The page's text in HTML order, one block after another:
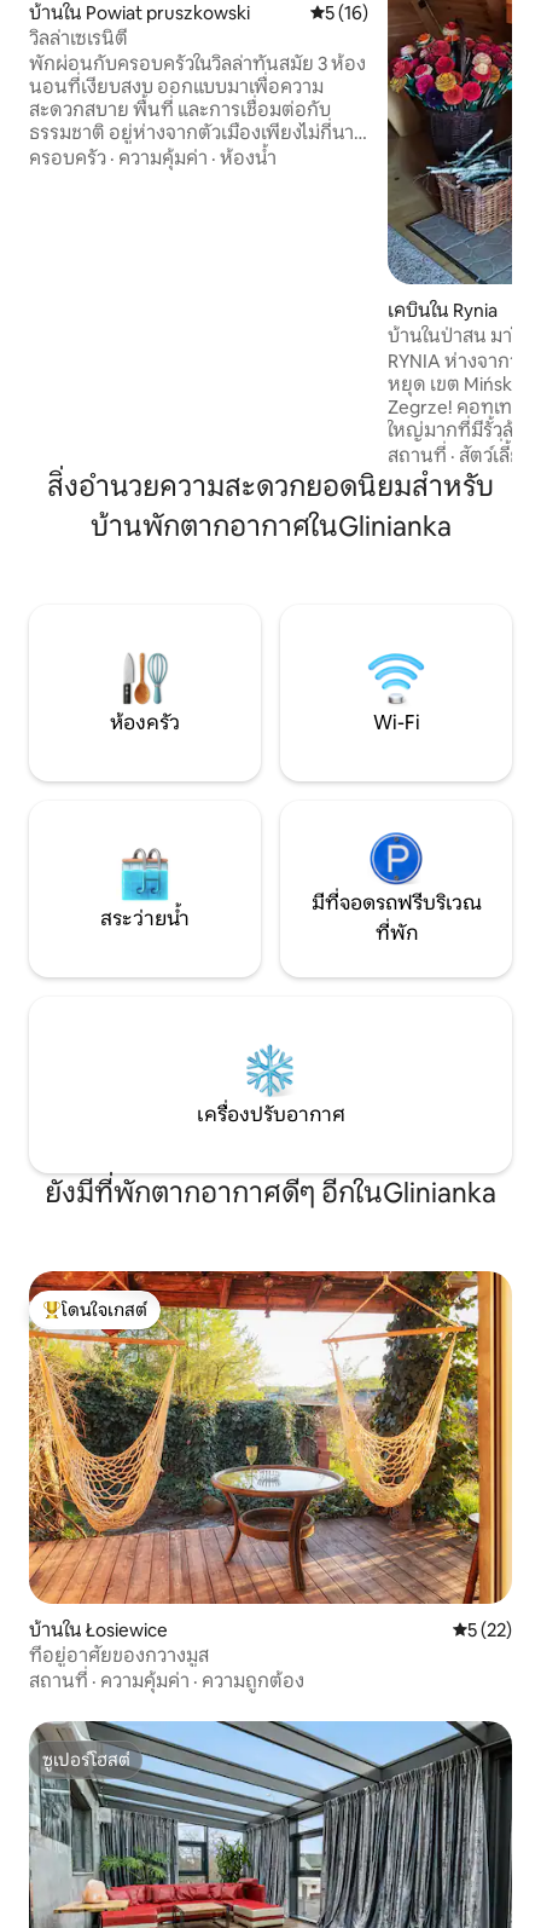
บ้านใน Powiat pruszkowski คะแนนเฉลี่ย 5 จาก 5, 16 รีวิว
5 (16)
วิลล่าเซเรนิตี
พักผ่อนกับครอบครัวในวิลล่าทันสมัย 3 ห้อง
นอนที่เงียบสงบ ออกแบบมาเพื่อความ
สะดวกสบาย พื้นที่ และการเชื่อมต่อกับ
ธรรมชาติ อยู่ห่างจากตัวเมืองเพียงไม่กี่นาที
แต่ยังคงรายล้อมไปด้วยความเงียบสงบ
ครอบครัว · ความคุ้มค่า · ห้องน้ำ
เคบินใน Rynia
บ้านในป่าสน มาโซ
RYNIA ห่างจากว
หยุด เขต Mińsk ไ
Zegrze! คอทเทจ
ใหญ่มากที่มีรั้วล้อม
เย็นกว่าในวันที่อา
โต๊ะที่มีหลังคา ชิง
มีหลังคา ป่า ทุ่งนา
เหมาะสำหรับการ
สถานที่ · สัตว์เลี้ยง
สิ่งอำนวยความสะดวกยอดนิยมสำหรับ
บ้านพักตากอากาศในGlinianka
ห้องครัว Wi-Fi
สระว่ายน้ำ
มีที่จอดรถฟรีบริเวณ
ที่พัก
เครื่องปรับอากาศ
ยังมีที่พักตากอากาศดีๆ อีกในGlinianka
โดนใจเกสต์ที่สุด
โดนใจเกสต์
บ้านใน Łosiewice คะแนนเฉลี่
5 (22)
ที่อยู่อาศัยของกวางมูส
สถานที่ · ความคุ้มค่า · ความถูกต้อง
ซูเปอร์โฮสต์
ซูเปอร์โฮสต์